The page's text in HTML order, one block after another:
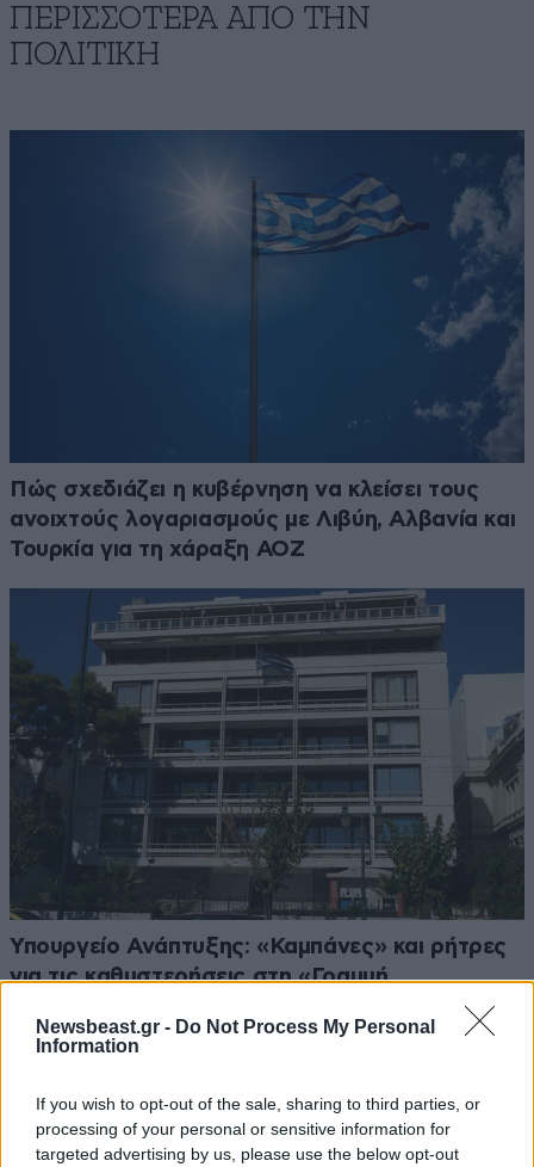
Newsbeast.gr - Do Not Process My Personal
Information
If you wish to opt-out of the sale, sharing to third parties, or
processing of your personal or sensitive information for
targeted advertising by us, please use the below opt-out
ΠΕΡΙΣΣΟΤΕΡΑ ΑΠΟ ΤΗΝ
ΠΟΛΙΤΙΚΗ
Πώς σχεδιάζει η κυβέρνηση να κλείσει τους
ανοιχτούς λογαριασμούς με Λιβύη, Αλβανία και
Τουρκία για τη χάραξη ΑΟΖ
Υπουργείο Ανάπτυξης: «Καμπάνες» και ρήτρες
για τις καθυστερήσεις στη «Γραμμή